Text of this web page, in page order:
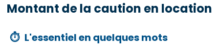
Montant de la caution en location
⏱ L'essentiel en quelques mots